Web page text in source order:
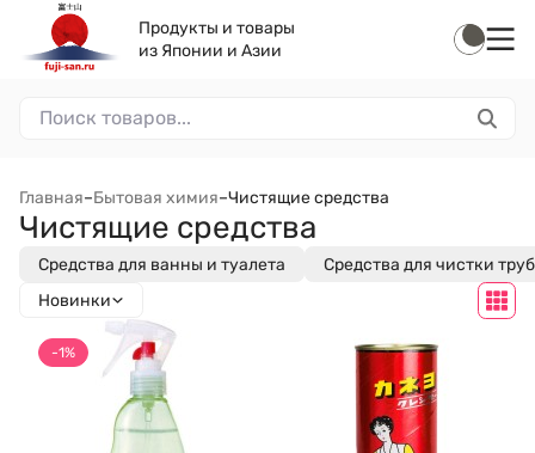
Продукты и товары
из Японии и Азии
Главная–Бытовая химия–Чистящие средства
Чистящие средства
Средства для ванны и туалета
Средства для чистки труб
Новинки
-1%